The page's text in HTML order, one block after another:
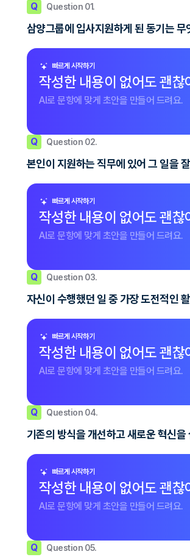
Q Question 01.
삼양그룹에 입사지원하게 된 동기는
빠르게 시작하기
작성한 내용이 없어도 괜찮
AI로 문항에 맞게 초안을 만들어 드려요.
Q Question 02.
본인이 지원하는 직무에 있어 그 일을
빠르게 시작하기
작성한 내용이 없어도 괜찮
AI로 문항에 맞게 초안을 만들어 드려요.
Q Question 03.
자신이 수행했던 일 중 가장 도전적인
빠르게 시작하기
작성한 내용이 없어도 괜찮
AI로 문항에 맞게 초안을 만들어 드려요.
Q Question 04.
기존의 방식을 개선하고 새로운 혁신
빠르게 시작하기
작성한 내용이 없어도 괜찮
AI로 문항에 맞게 초안을 만들어 드려요.
Q Question 05.